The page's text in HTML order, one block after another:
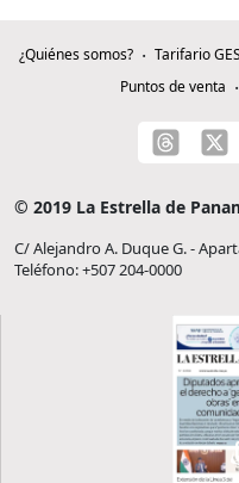
¿Quiénes somos? Tarifario
Puntos de venta
© 2019 La Estrella de
C/ Alejandro A. Duque G. -
Teléfono: +507 204-0000